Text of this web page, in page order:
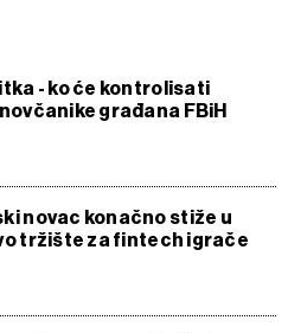
- ko će kontrolisati
građana FBiH
novac konačno stiže u
tržište za fintech igrače